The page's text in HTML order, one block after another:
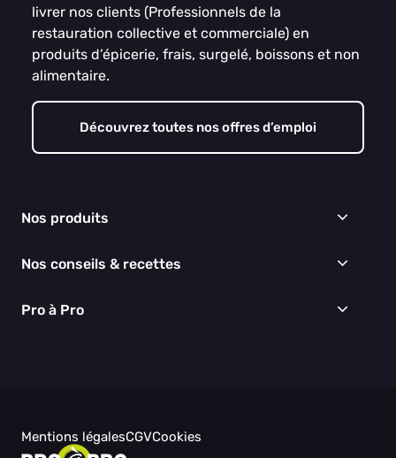
livrer nos clients (Professionnels de la
restauration collective et commerciale) en
produits d’épicerie, frais, surgelé, boissons et non
alimentaire.
Découvrez toutes nos offres d’emploi
Nos produits
Épicerie
Boissons
Nos conseils & recettes
Recettes
Pro à Pro
Besoin d'aide ?
Mentions légalesCGVCookies